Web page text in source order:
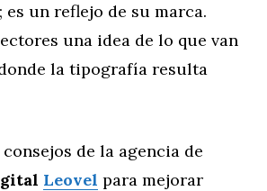
es un reflejo de su marca.
una idea de lo que van
la tipografía resulta
de la agencia de
Leovel para mejorar